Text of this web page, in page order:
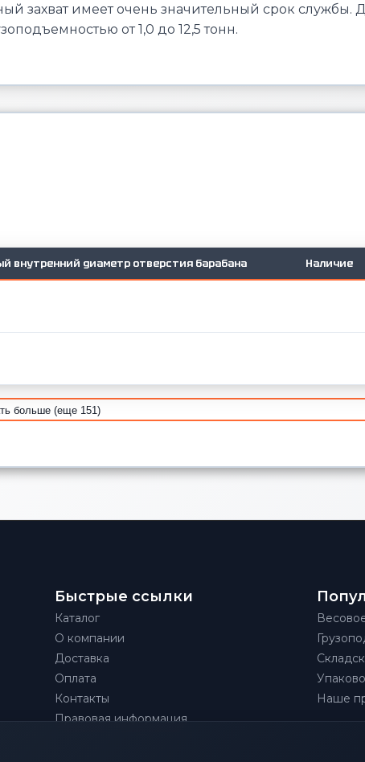
захват имеет очень значительный срок службы.
от 1,0 до 12,5 тонн.
внутренний диаметр отверстия барабана Наличие
больше (еще 151)
Быстрые ссылки
Каталог
О компании
Доставка
Оплата
Контакты
Правовая информация
Наше